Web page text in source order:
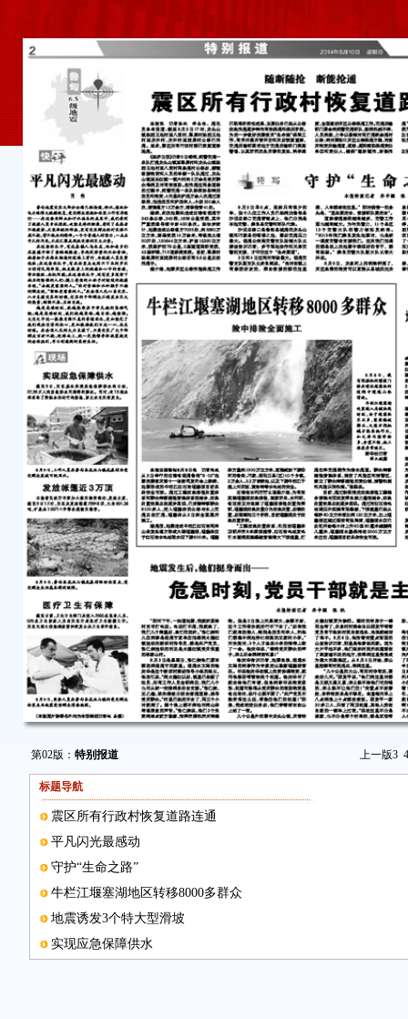
第02版： 特别报道 上一版3 4
标题导航
震区所有行政村恢复道路连通
平凡闪光最感动
守护“生命之路”
牛栏江堰塞湖地区转移8000多群众
地震诱发3个特大型滑坡
实现应急保障供水